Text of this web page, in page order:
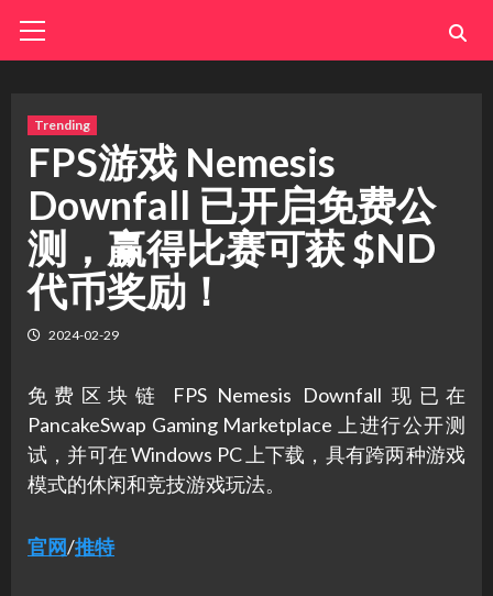
Menu
Trending
FPS游戏 Nemesis
Downfall 已开启免费公
测，赢得比赛可获 $ND
代币奖励！
2024-02-29
免费区块链 FPS Nemesis Downfall 现已在
PancakeSwap Gaming Marketplace 上进行公开测
试，并可在 Windows PC 上下载，具有跨两种游戏
模式的休闲和竞技游戏玩法。
官网/推特